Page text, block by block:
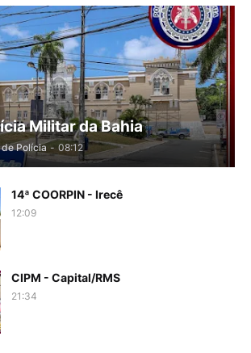
Militar da Bahia
Polícia - 08:12
14ª COORPIN - Irecê
12:09
CIPM - Capital/RMS
21:34